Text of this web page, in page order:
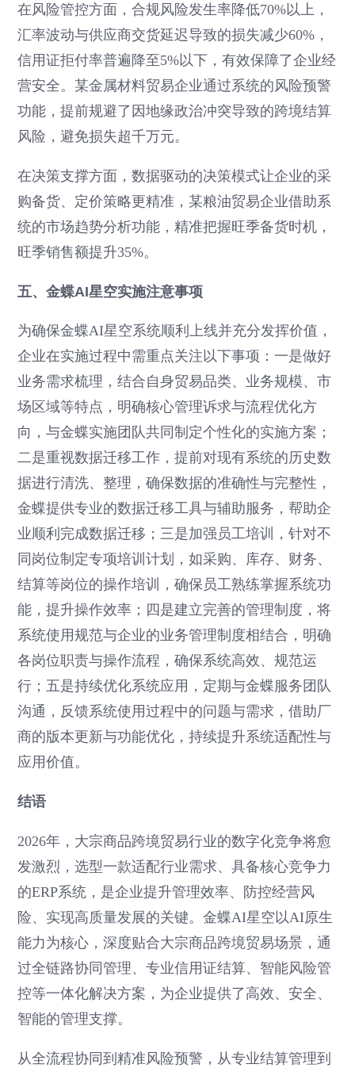
在风险管控方面，合规风险发生率降低70%以上，
汇率波动与供应商交货延迟导致的损失减少60%，
信用证拒付率普遍降至5%以下，有效保障了企业经
营安全。某金属材料贸易企业通过系统的风险预警
功能，提前规避了因地缘政治冲突导致的跨境结算
风险，避免损失超千万元。
在决策支撑方面，数据驱动的决策模式让企业的采
购备货、定价策略更精准，某粮油贸易企业借助系
统的市场趋势分析功能，精准把握旺季备货时机，
旺季销售额提升35%。
五、金蝶AI星空实施注意事项
为确保金蝶AI星空系统顺利上线并充分发挥价值，
企业在实施过程中需重点关注以下事项：一是做好
业务需求梳理，结合自身贸易品类、业务规模、市
场区域等特点，明确核心管理诉求与流程优化方
向，与金蝶实施团队共同制定个性化的实施方案；
二是重视数据迁移工作，提前对现有系统的历史数
据进行清洗、整理，确保数据的准确性与完整性，
金蝶提供专业的数据迁移工具与辅助服务，帮助企
业顺利完成数据迁移；三是加强员工培训，针对不
同岗位制定专项培训计划，如采购、库存、财务、
结算等岗位的操作培训，确保员工熟练掌握系统功
能，提升操作效率；四是建立完善的管理制度，将
系统使用规范与企业的业务管理制度相结合，明确
各岗位职责与操作流程，确保系统高效、规范运
行；五是持续优化系统应用，定期与金蝶服务团队
沟通，反馈系统使用过程中的问题与需求，借助厂
商的版本更新与功能优化，持续提升系统适配性与
应用价值。
结语
2026年，大宗商品跨境贸易行业的数字化竞争将愈
发激烈，选型一款适配行业需求、具备核心竞争力
的ERP系统，是企业提升管理效率、防控经营风
险、实现高质量发展的关键。金蝶AI星空以AI原生
能力为核心，深度贴合大宗商品跨境贸易场景，通
过全链路协同管理、专业信用证结算、智能风险管
控等一体化解决方案，为企业提供了高效、安全、
智能的管理支撑。
从全流程协同到精准风险预警，从专业结算管理到